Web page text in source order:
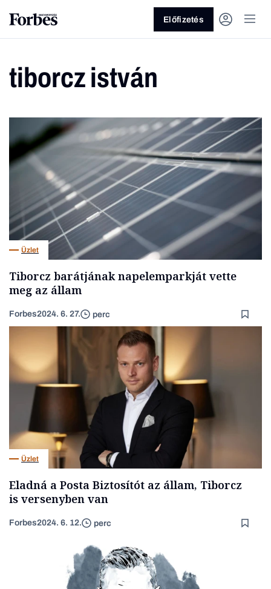
Vagy fedezze fel a következő
témákat
Üzlet Pénz Legyél jobb!
Előfizetés
tiborcz istván
Üzlet
Tiborcz barátjának napelemparkját vette
meg az állam
Forbes2024. 6. 27. perc
Üzlet
Eladná a Posta Biztosítót az állam, Tiborcz
is versenyben van
Forbes2024. 6. 12. perc